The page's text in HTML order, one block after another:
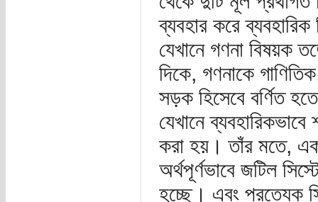
ব্যবহার করে ব্যবহারিক
যেখানে গণনা বিষয়ক
দিকে, গণনাকে
সড়ক হিসেবে বর্ণিত
যেখানে ব্যবহারিকভাবে
করা হয়। তাঁর মতে,
অর্থপূর্ণভাবে জটিল
হচ্ছে। এবং প্রত্যেক